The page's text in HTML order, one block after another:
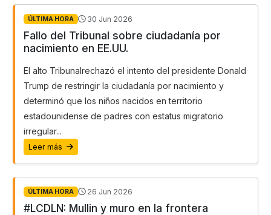
ÚLTIMA HORA 30 Jun 2026
Fallo del Tribunal sobre ciudadanía por
nacimiento en EE.UU.
El alto Tribunalrechazó el intento del presidente Donald
Trump de restringir la ciudadanía por nacimiento y
determinó que los niños nacidos en territorio
estadounidense de padres con estatus migratorio
irregular...
Leer más
ÚLTIMA HORA 26 Jun 2026
#LCDLN: Mullin y muro en la frontera